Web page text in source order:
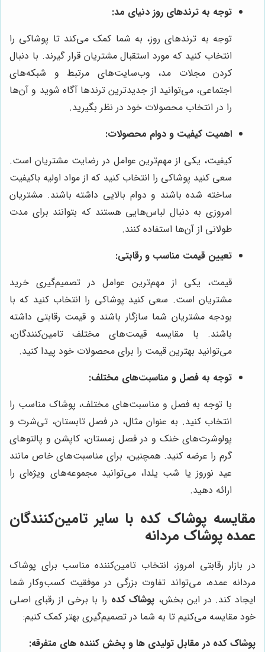
توجه به ترندهای روز دنیای مد:
توجه به ترندهای روز، به شما کمک می‌کند تا پوشاکی را
انتخاب کنید که مورد استقبال مشتریان قرار گیرند. با دنبال
کردن مجلات مد، وب‌سایت‌های مرتبط و شبکه‌های
اجتماعی، می‌توانید از جدیدترین ترندها آگاه شوید و آن‌ها
را در انتخاب محصولات خود در نظر بگیرید.
اهمیت کیفیت و دوام محصولات:
کیفیت، یکی از مهم‌ترین عوامل در رضایت مشتریان است.
سعی کنید پوشاکی را انتخاب کنید که از مواد اولیه باکیفیت
ساخته شده باشند و دوام بالایی داشته باشند. مشتریان
امروزی به دنبال لباس‌هایی هستند که بتوانند برای مدت
طولانی از آن‌ها استفاده کنند.
تعیین قیمت مناسب و رقابتی:
قیمت، یکی از مهم‌ترین عوامل در تصمیم‌گیری خرید
مشتریان است. سعی کنید پوشاکی را انتخاب کنید که با
بودجه مشتریان شما سازگار باشند و قیمت رقابتی داشته
باشند. با مقایسه قیمت‌های مختلف تامین‌کنندگان،
می‌توانید بهترین قیمت را برای محصولات خود پیدا کنید.
توجه به فصل و مناسبت‌های مختلف:
با توجه به فصل و مناسبت‌های مختلف، پوشاک مناسب را
انتخاب کنید. به عنوان مثال، در فصل تابستان، تی‌شرت و
پولوشرت‌های خنک و در فصل زمستان، کاپشن و پالتوهای
گرم را عرضه کنید. همچنین، برای مناسبت‌های خاص مانند
عید نوروز یا شب یلدا، می‌توانید مجموعه‌های ویژه‌ای را
ارائه دهید.
مقایسه پوشاک کده با سایر تامین‌کنندگان
عمده پوشاک مردانه
در بازار رقابتی امروز، انتخاب تامین‌کننده مناسب برای پوشاک
مردانه عمده، می‌تواند تفاوت بزرگی در موفقیت کسب‌وکار شما
ایجاد کند. در این بخش، پوشاک کده را با برخی از رقبای اصلی
خود مقایسه می‌کنیم تا به شما در تصمیم‌گیری بهتر کمک کنیم:
پوشاک کده در مقابل تولیدی ها و پخش کننده های متفرقه: